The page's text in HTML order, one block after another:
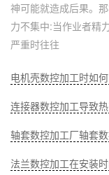
神可能就造成后果。
力不集中:当作业者精
严重时往往
连接器数控加工导致
法兰数控加工在安装